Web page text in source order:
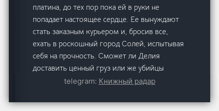
платина, до тех пор пока ей в руки не
попадает настоящее сердце. Ее вынуждают
стать заказным курьером и, бросив все,
ехать в роскошный город Солей, испытывая
себя на прочность. Сможет ли Делия
доставить ценный груз или же убийцы
Мрока заберут больше, чем сердце? В этой
жестким классовым делением на мехов и
telegram: Книжный радар